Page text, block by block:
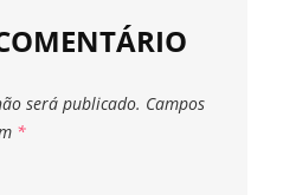
será publicado. Campos
*